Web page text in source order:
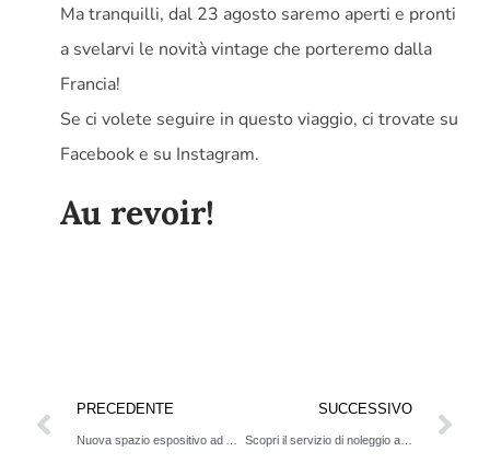
Ma tranquilli, dal 23 agosto saremo aperti e pronti
a svelarvi le novità vintage che porteremo dalla
Francia!
Se ci volete seguire in questo viaggio, ci trovate su
Facebook e su Instagram.
Au revoir!
PRECEDENTE SUCCESSIVO
Scopri il servizio di noleggio arredi vintage